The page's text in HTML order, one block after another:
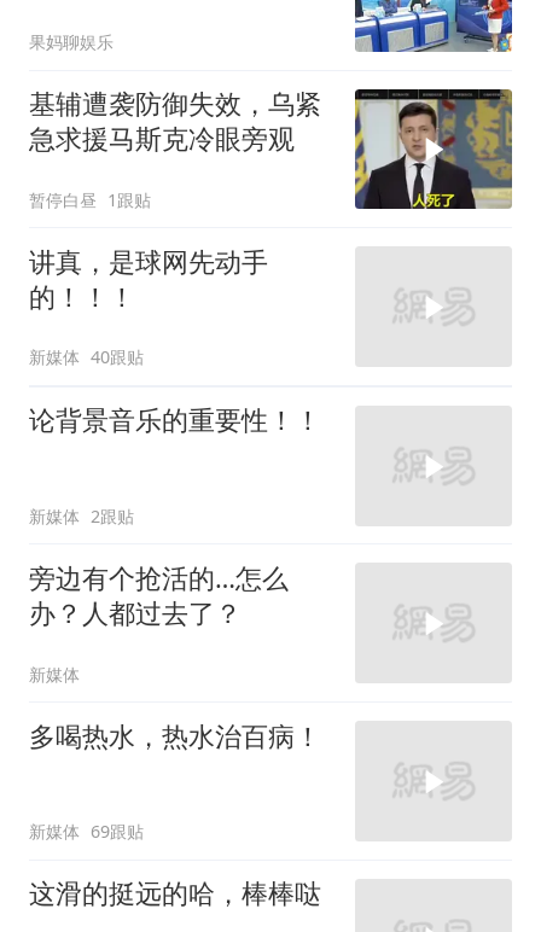
果妈聊娱乐
基辅遭袭防御失效，乌紧
急求援马斯克冷眼旁观
暂停白昼 1跟贴
讲真，是球网先动手
的！！！
新媒体 40跟贴
论背景音乐的重要性！！
新媒体 2跟贴
旁边有个抢活的…怎么
办？人都过去了？
新媒体
多喝热水，热水治百病！
新媒体 69跟贴
这滑的挺远的哈，棒棒哒